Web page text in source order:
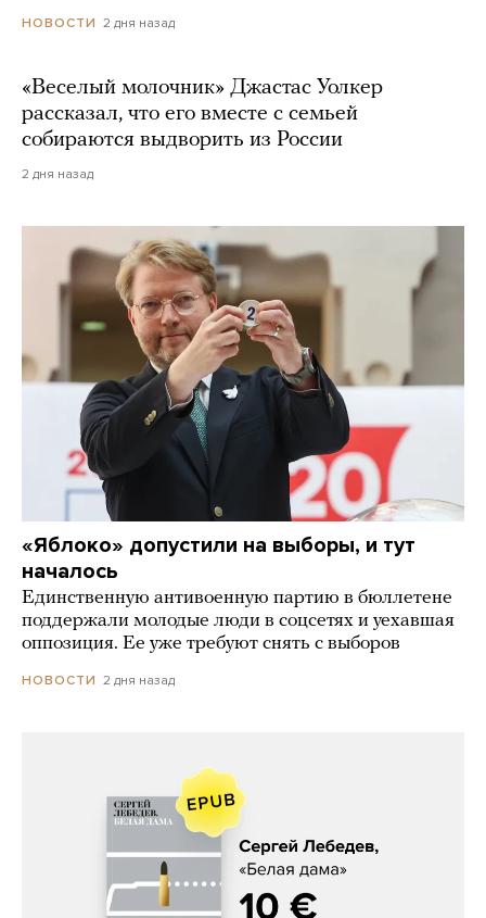
НОВОСТИ 2 дня назад
«Веселый молочник» Джастас Уолкер
рассказал, что его вместе с семьей
собираются выдворить из России
2 дня назад
«Яблоко» допустили на выборы, и тут
началось
Единственную антивоенную партию в бюллетене
поддержали молодые люди в соцсетях и уехавшая
оппозиция. Ее уже требуют снять с выборов
НОВОСТИ 2 дня назад